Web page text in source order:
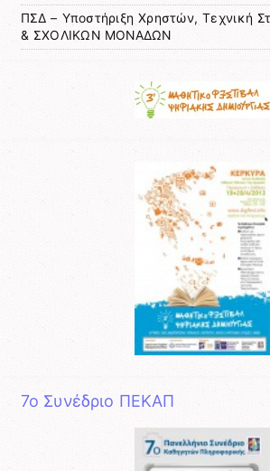
ΠΣΔ – Υποστήριξη Χρηστών, Τεχνική
& ΣΧΟΛΙΚΩΝ ΜΟΝΑΔΩΝ
7ο Συνέδριο ΠΕΚΑΠ